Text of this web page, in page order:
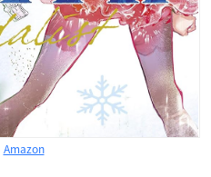
Amazon